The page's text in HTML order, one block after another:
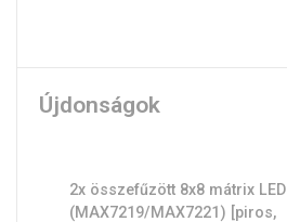
Újdonságok
2x összefűzött 8x8 mátrix LED
(MAX7219/MAX7221) [piros,